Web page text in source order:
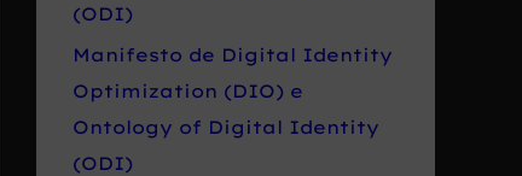
(ODI)
Manifesto de Digital Identity
Optimization (DIO) e
Ontology of Digital Identity
(ODI)